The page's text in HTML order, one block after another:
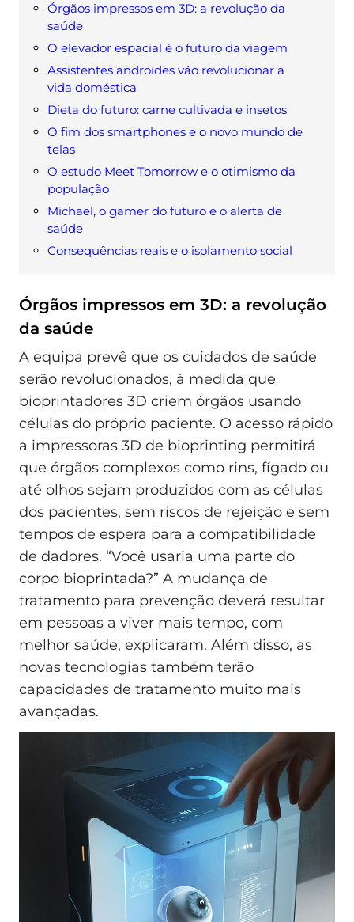
Órgãos impressos em 3D: a revolução da
saúde
O elevador espacial é o futuro da viagem
Assistentes androides vão revolucionar a
vida doméstica
Dieta do futuro: carne cultivada e insetos
O fim dos smartphones e o novo mundo de
telas
O estudo Meet Tomorrow e o otimismo da
população
Michael, o gamer do futuro e o alerta de
saúde
Consequências reais e o isolamento social
Órgãos impressos em 3D: a revolução
da saúde
A equipa prevê que os cuidados de saúde
serão revolucionados, à medida que
bioprintadores 3D criem órgãos usando
células do próprio paciente. O acesso rápido
a impressoras 3D de bioprinting permitirá
que órgãos complexos como rins, fígado ou
até olhos sejam produzidos com as células
dos pacientes, sem riscos de rejeição e sem
tempos de espera para a compatibilidade
de dadores. “Você usaria uma parte do
corpo bioprintada?” A mudança de
tratamento para prevenção deverá resultar
em pessoas a viver mais tempo, com
melhor saúde, explicaram. Além disso, as
novas tecnologias também terão
capacidades de tratamento muito mais
avançadas.